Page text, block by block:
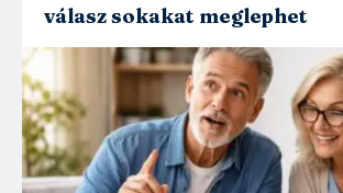
válasz sokakat meglephet